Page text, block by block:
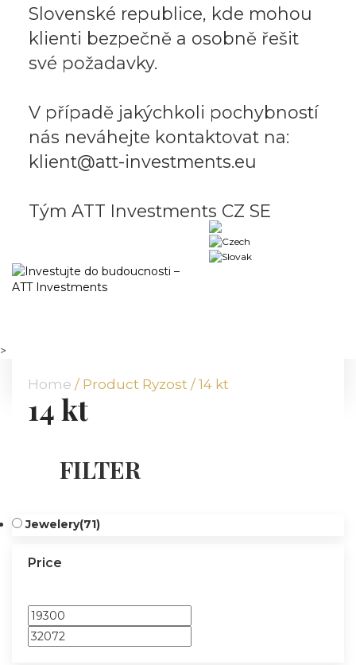
Slovenské republice, kde mohou
klienti bezpečně a osobně řešit
své požadavky.
V případě jakýchkoli pochybností
nás neváhejte kontaktovat na:
klient@att-investments.eu
Tým ATT Investments CZ SE
>
Home / Product Ryzost / 14 kt
14 kt
FILTER
Jewelery(71)
Price